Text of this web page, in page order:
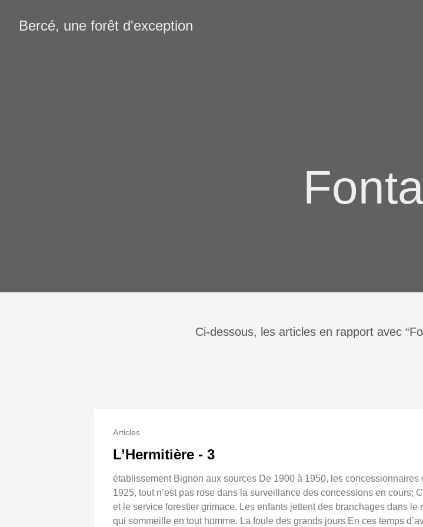
Bercé, une forêt d'exception
Ci-dessous, les articles en rapport avec
Articles
L’Hermitière - 3
établissement Bignon aux sources De 1900 à 1950, les
1925, tout n’est pas rose dans la surveillance des concessions en
et le service forestier grimace. Les enfants jettent des branchages dans le
qui sommeille en tout homme. La foule des grands jours En ces temps